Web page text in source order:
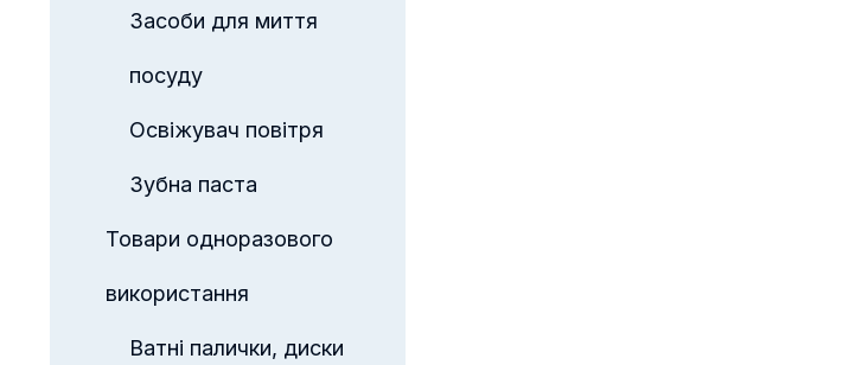
Засоби для миття
посуду
Освіжувач повітря
Зубна паста
Товари одноразового
використання
Ватні палички, диски